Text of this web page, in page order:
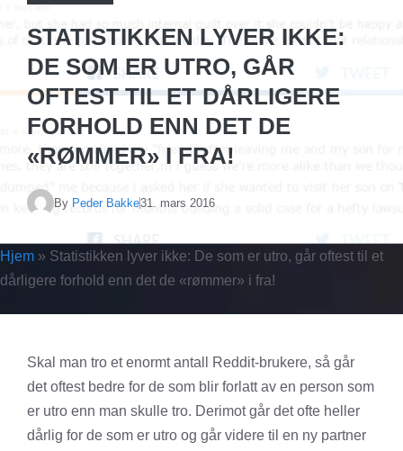
STATISTIKKEN LYVER IKKE:
DE SOM ER UTRO, GÅR
OFTEST TIL ET DÅRLIGERE
FORHOLD ENN DET DE
«RØMMER» I FRA!
By Peder Bakke31. mars 2016
Hjem » Statistikken lyver ikke: De som er utro, går oftest til et
dårligere forhold enn det de «rømmer» i fra!
Skal man tro et enormt antall Reddit-brukere, så går
det oftest bedre for de som blir forlatt av en person som
er utro enn man skulle tro. Derimot går det ofte heller
dårlig for de som er utro og går videre til en ny partner